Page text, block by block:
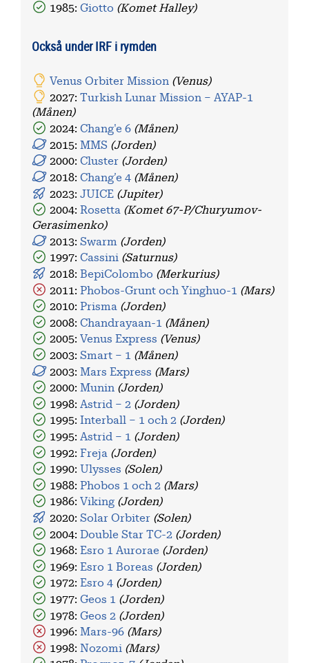
1985:Giotto (Komet Halley)
Också under IRF i rymden
Venus Orbiter Mission (Venus)
2027:Turkish Lunar Mission – AYAP-1
(Månen)
2024:Chang'e 6 (Månen)
2015:MMS (Jorden)
2000:Cluster (Jorden)
2018:Chang’e 4 (Månen)
2023:JUICE (Jupiter)
2004: Rosetta (Komet 67-P/Churyumov-
Gerasimenko)
2013:Swarm (Jorden)
1997:Cassini (Saturnus)
2018: BepiColombo (Merkurius)
2011:Phobos-Grunt och Yinghuo-1 (Mars)
2010: Prisma (Jorden)
2008:Chandrayaan-1 (Månen)
2005: Venus Express (Venus)
2003:Smart – 1 (Månen)
2003:Mars Express (Mars)
2000: Munin (Jorden)
1998: Astrid – 2 (Jorden)
1995:
Interball – 1 och 2 (Jorden)
1995: Astrid – 1 (Jorden)
1992:Freja (Jorden)
1990: Ulysses (Solen)
1988:Phobos 1 och 2 (Mars)
1986: Viking (Jorden)
2020:Solar Orbiter (Solen)
2004:Double Star TC-2 (Jorden)
1968: Esro 1 Aurorae (Jorden)
1969:Esro 1 Boreas (Jorden)
1972: Esro 4 (Jorden)
1977:Geos 1 (Jorden)
1978:Geos 2 (Jorden)
1996: Mars-96 (Mars)
1998:Nozomi (Mars)